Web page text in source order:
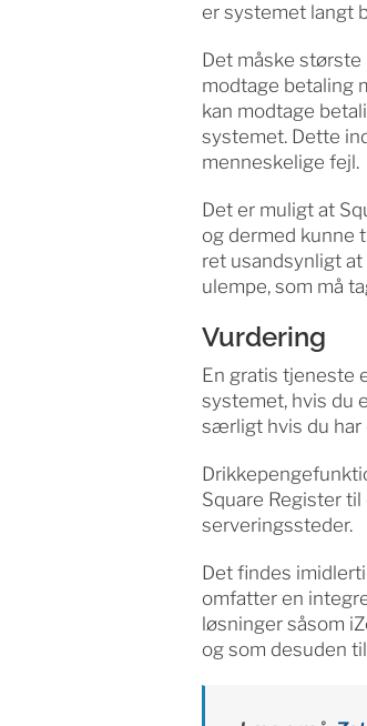
er systemet langt
Det måske største
modtage betaling
kan modtage
systemet. Dette
menneskelige fejl.
Det er muligt at
og dermed kunne
ret usandsynligt at
ulempe, som må
Vurdering
En gratis tjeneste
systemet, hvis du
særligt hvis du
Square Register
serveringssteder.
Det findes
omfatter en
løsninger såsom
og som desuden